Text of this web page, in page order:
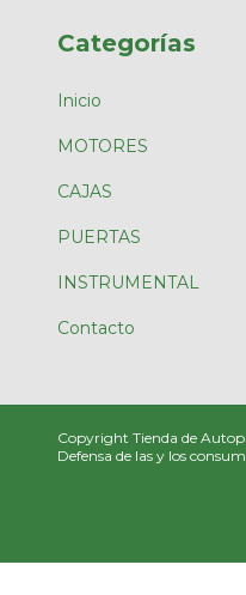
Categorías
Inicio
MOTORES
CAJAS
PUERTAS
INSTRUMENTAL
Contacto
Copyright Tienda de
Defensa de las y los